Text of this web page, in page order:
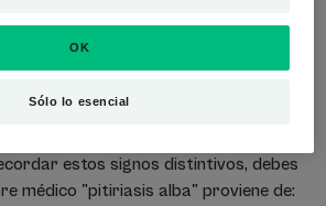
estos signos distintivos, debes
médico "pitiriasis alba" proviene de:
Sólo lo esencial
OK